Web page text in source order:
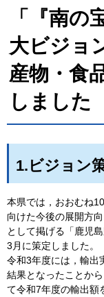
「『南
大ビジョ
産物・食
しました
1.ビジョン
本県では，おおむね
向けた今後の展開方
として掲げる「鹿児
3月に策定しました。
令和3年度には，輸出
結果となったことか
て令和7年度の輸出額